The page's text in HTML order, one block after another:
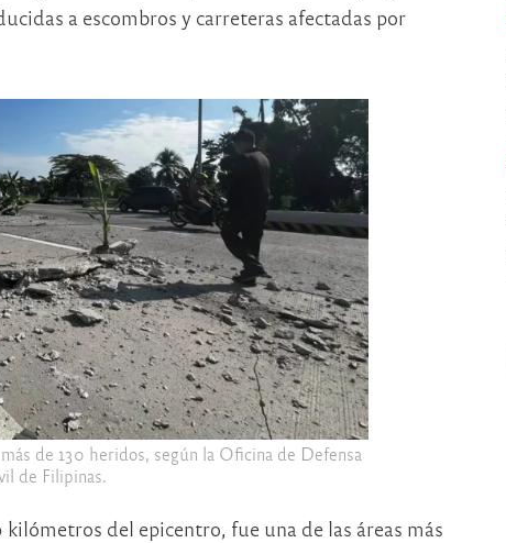
a escombros y carreteras afectadas por
de 130 heridos, según la Oficina de Defensa
de Filipinas.
kilómetros del epicentro, fue una de las áreas más